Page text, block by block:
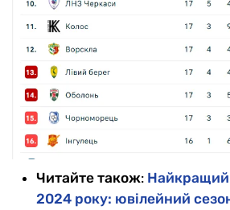
Читайте також: Найкращий
2024 року: ювілейний